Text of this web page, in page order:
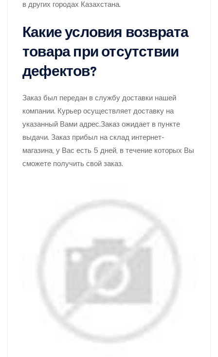
в других городах Казахстана.
Какие условия возврата
товара при отсутствии
дефектов?
Заказ был передан в службу доставки нашей
компании. Курьер осуществляет доставку на
указанный Вами адрес.Заказ ожидает в пункте
выдачи. Заказ прибыл на склад интернет-
магазина, у Вас есть 5 дней, в течение которых Вы
сможете получить свой заказ.